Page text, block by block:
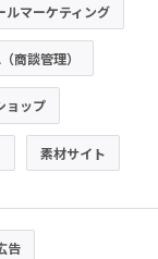
ルマーケティング
商談管理）
ョップ
素材サイト
告